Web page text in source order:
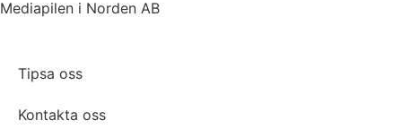
Mediapilen i Norden AB
Tipsa oss
Kontakta oss